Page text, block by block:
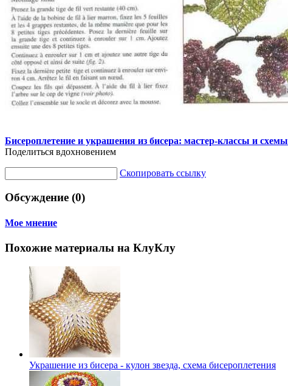
Бисероплетение и украшения из бисера: мастер-классы и схемы
Поделиться вдохновением
Скопировать ссылку
Обсуждение (0)
Мое мнение
Похожие материалы на КлуКлу
Украшение из бисера - кулон звезда, схема бисероплетения